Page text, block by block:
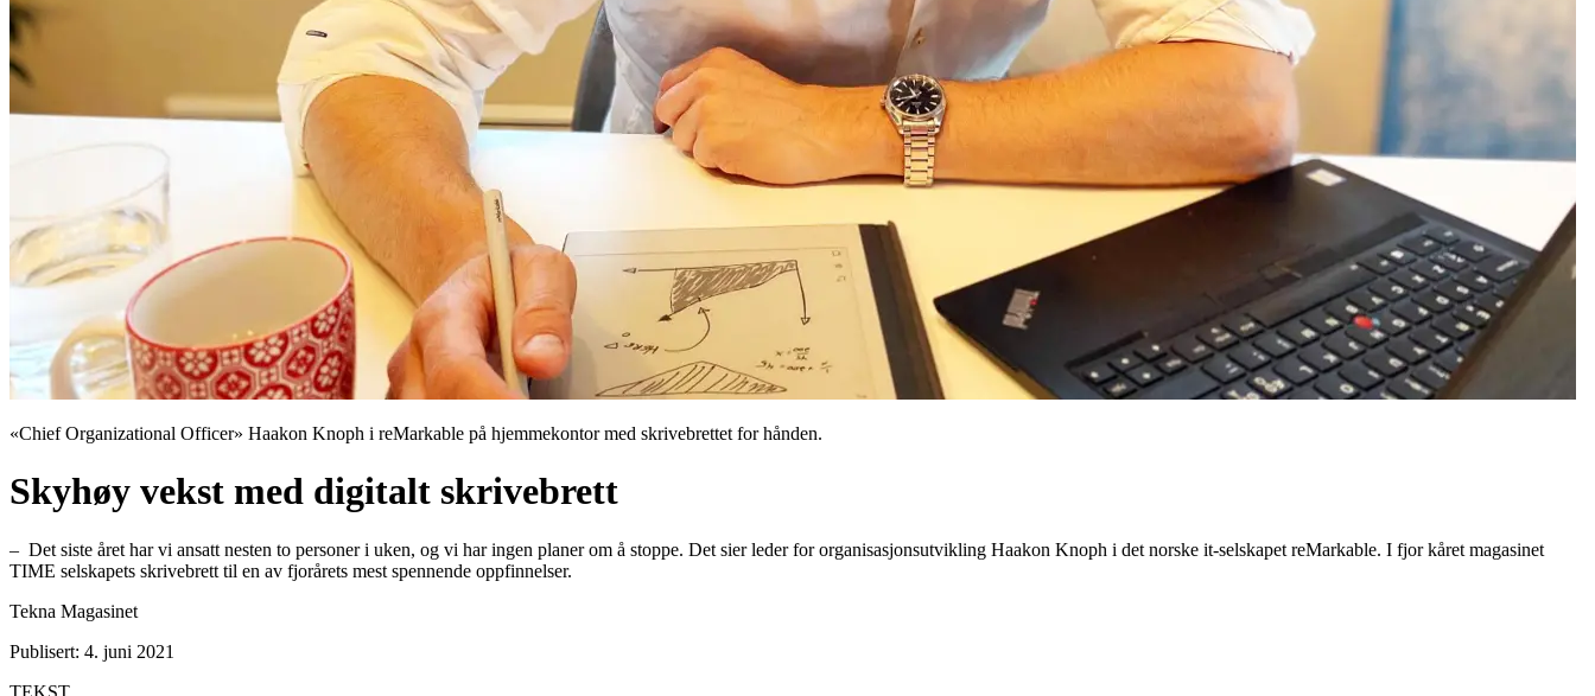
«Chief Organizational Officer» Haakon Knoph i reMarkable på hjemmekontor med skrivebrettet for hånden.
Skyhøy vekst med digitalt skrivebrett
– Det siste året har vi ansatt nesten to personer i uken, og vi har ingen planer om å stoppe. Det sier leder for organisasjonsutvikling Haakon Knoph i det norske it-selskapet reMarkable. I fjor kåret magasinet
TIME selskapets skrivebrett til en av fjorårets mest spennende oppfinnelser.
Tekna Magasinet
Publisert: 4. juni 2021
TEKST